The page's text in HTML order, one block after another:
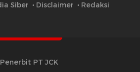
Siber Disclaimer Redaksi
Penerbit PT JCK